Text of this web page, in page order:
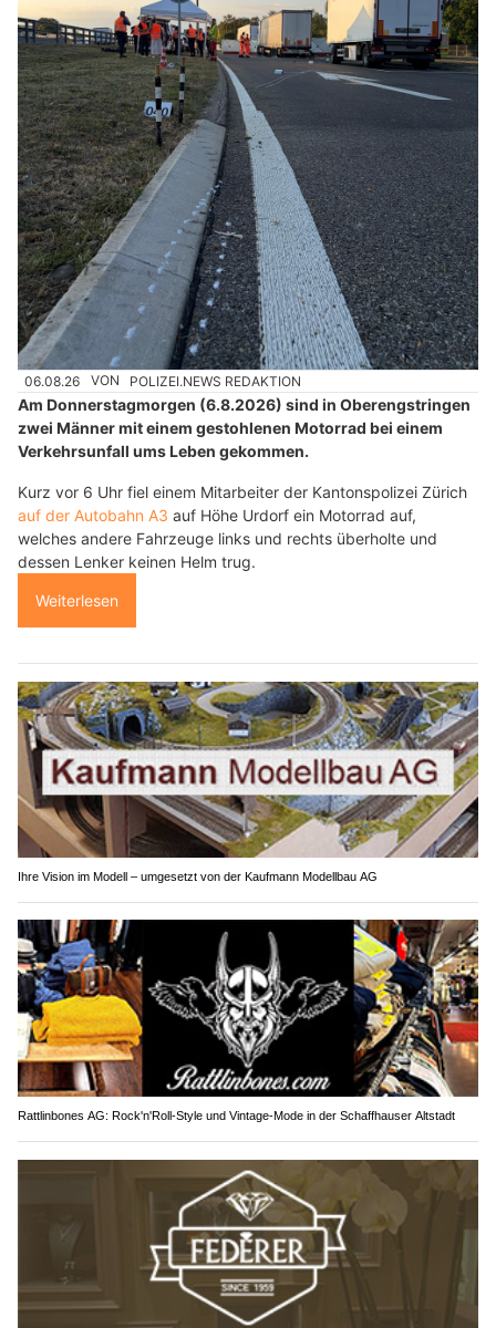
06.08.26 VON POLIZEI.NEWS REDAKTION
Am Donnerstagmorgen (6.8.2026) sind in Oberengstringen
zwei Männer mit einem gestohlenen Motorrad bei einem
Verkehrsunfall ums Leben gekommen.
Kurz vor 6 Uhr fiel einem Mitarbeiter der Kantonspolizei Zürich
auf der Autobahn A3 auf Höhe Urdorf ein Motorrad auf,
welches andere Fahrzeuge links und rechts überholte und
dessen Lenker keinen Helm trug.
Weiterlesen
Ihre Vision im Modell – umgesetzt von der Kaufmann Modellbau AG
Rattlinbones AG: Rock'n'Roll-Style und Vintage-Mode in der Schaffhauser Altstadt